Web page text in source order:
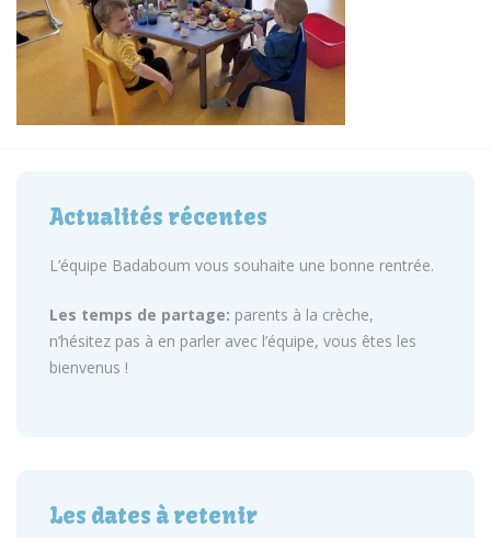
Actualités récentes
L’équipe Badaboum vous souhaite une bonne rentrée.
Les temps de partage: parents à la crèche,
n’hésitez pas à en parler avec l’équipe, vous êtes les
bienvenus !
Les dates à retenir